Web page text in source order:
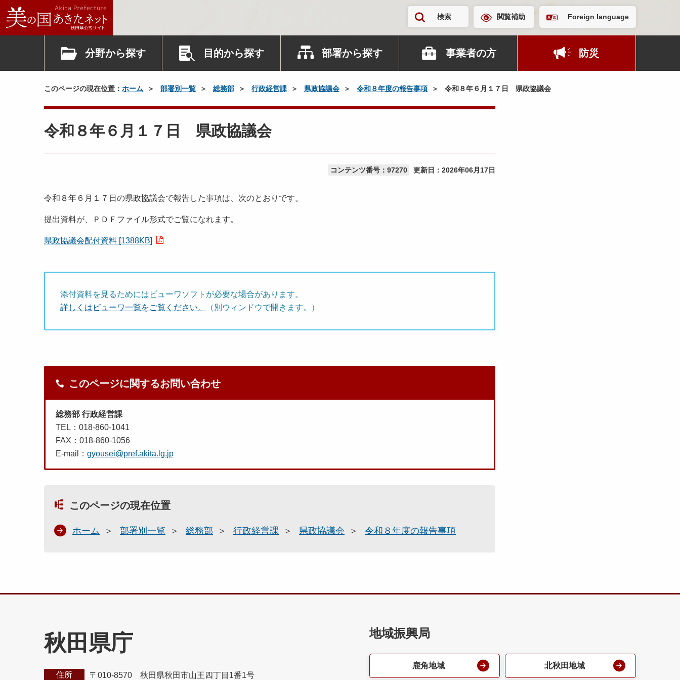
検索 閲覧補助 Foreign language
分野から探す 目的から探す 部署から探す 事業者の方 防災
このページの現在位置： ホーム 部署別一覧 総務部 行政経営課 県政協議会 令和８年度の報告事項 令和８年６月１７日 県政協議会
令和８年６月１７日 県政協議会
コンテンツ番号：97270 更新日： 2026年06月17日
令和８年６月１７日の県政協議会で報告した事項は、次のとおりです。
提出資料が、ＰＤＦファイル形式でご覧になれます。
県政協議会配付資料 [1388KB]
添付資料を見るためにはビューワソフトが必要な場合があります。
詳しくはビューワ一覧をご覧ください。
（別ウィンドウで開きます。）
このページに関するお問い合わせ
総務部 行政経営課
TEL：018-860-1041
FAX：018-860-1056
E-mail： gyousei@pref.akita.lg.jp
このページの現在位置
ホーム 部署別一覧 総務部 行政経営課 県政協議会 令和８年度の報告事項
秋田県庁
住所 〒010-8570 秋田県秋田市山王四丁目1番1号
地域振興局
鹿角地域 北秋田地域